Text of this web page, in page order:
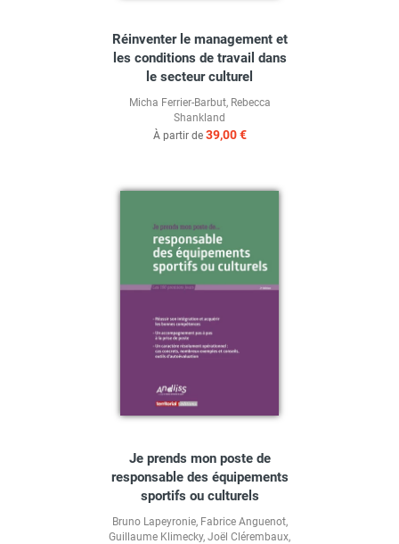
Réinventer le management et
les conditions de travail dans
le secteur culturel
Micha Ferrier-Barbut, Rebecca
Shankland
À partir de 39,00 €
Je prends mon poste de
responsable des équipements
sportifs ou culturels
Bruno Lapeyronie, Fabrice Anguenot,
Guillaume Klimecky, Joël Clérembaux,